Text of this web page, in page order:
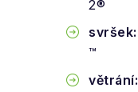
2®
svršek:
™
větrání: